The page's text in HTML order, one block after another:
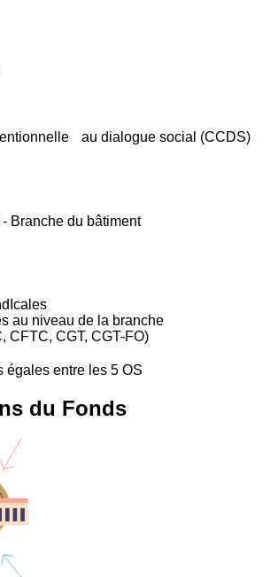
au dialogue social (CCDS)
Branche du bâtiment
au niveau de la branche
CFTC, CGT, CGT-FO)
égales entre les 5 OS
du Fonds